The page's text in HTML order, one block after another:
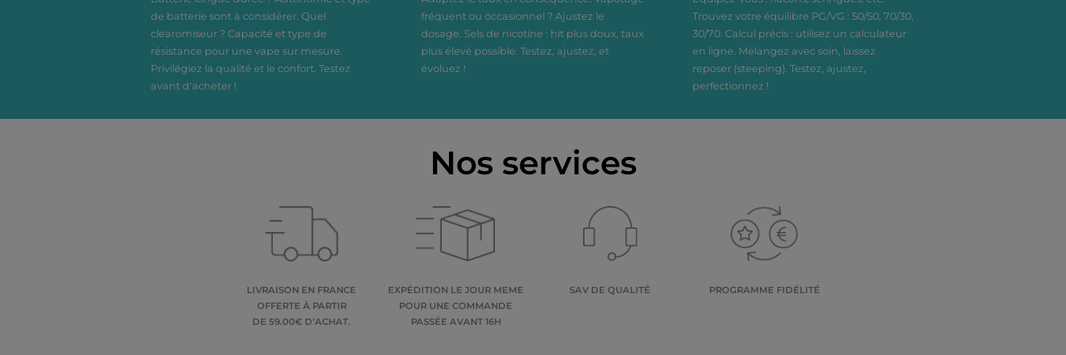
de batterie sont à considérer. Quel
clearomiseur ? Capacité et type de
résistance pour une vape sur mesure.
Privilégiez la qualité et le confort. Testez
avant d'acheter !
fréquent ou occasionnel ? Ajustez le
dosage. Sels de nicotine : hit plus doux, taux
plus élevé possible. Testez, ajustez, et
évoluez !
Trouvez votre équilibre PG/VG : 50/50, 70/30,
30/70. Calcul précis : utilisez un calculateur
en ligne. Mélangez avec soin, laissez
reposer (steeping). Testez, ajustez,
perfectionnez !
Nos services
LIVRAISON EN FRANCE
OFFERTE À PARTIR
DE 59.00€ D'ACHAT.
EXPÉDITION LE JOUR MEME
POUR UNE COMMANDE
PASSÉE AVANT 16H
SAV DE QUALITÉ PROGRAMME FIDÉLITÉ